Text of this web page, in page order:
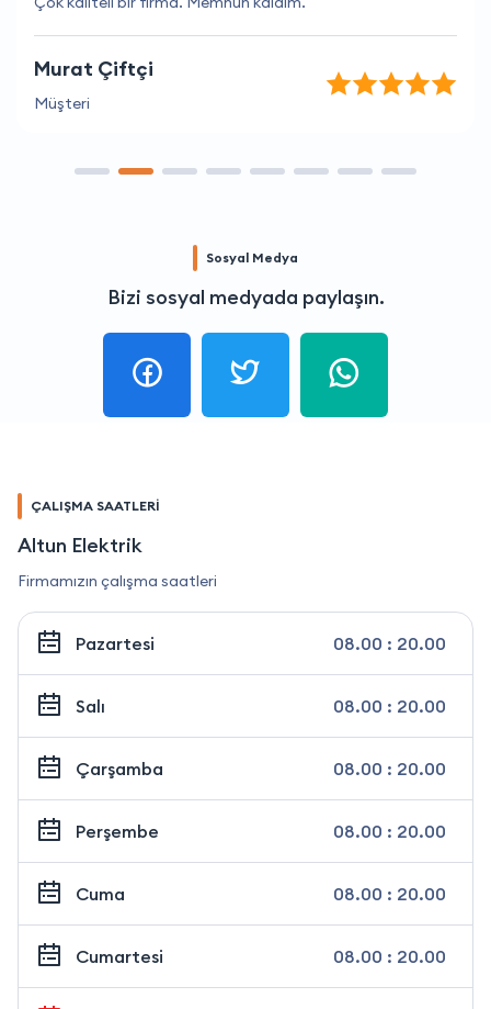
Murat Çiftçi
Müşteri
Sosyal Medya
Bizi sosyal medyada paylaşın.
ÇALIŞMA SAATLERİ
Altun Elektrik
Firmamızın çalışma saatleri
Pazartesi 08.00 : 20.00
Salı 08.00 : 20.00
Çarşamba 08.00 : 20.00
Perşembe 08.00 : 20.00
Cuma 08.00 : 20.00
Cumartesi 08.00 : 20.00